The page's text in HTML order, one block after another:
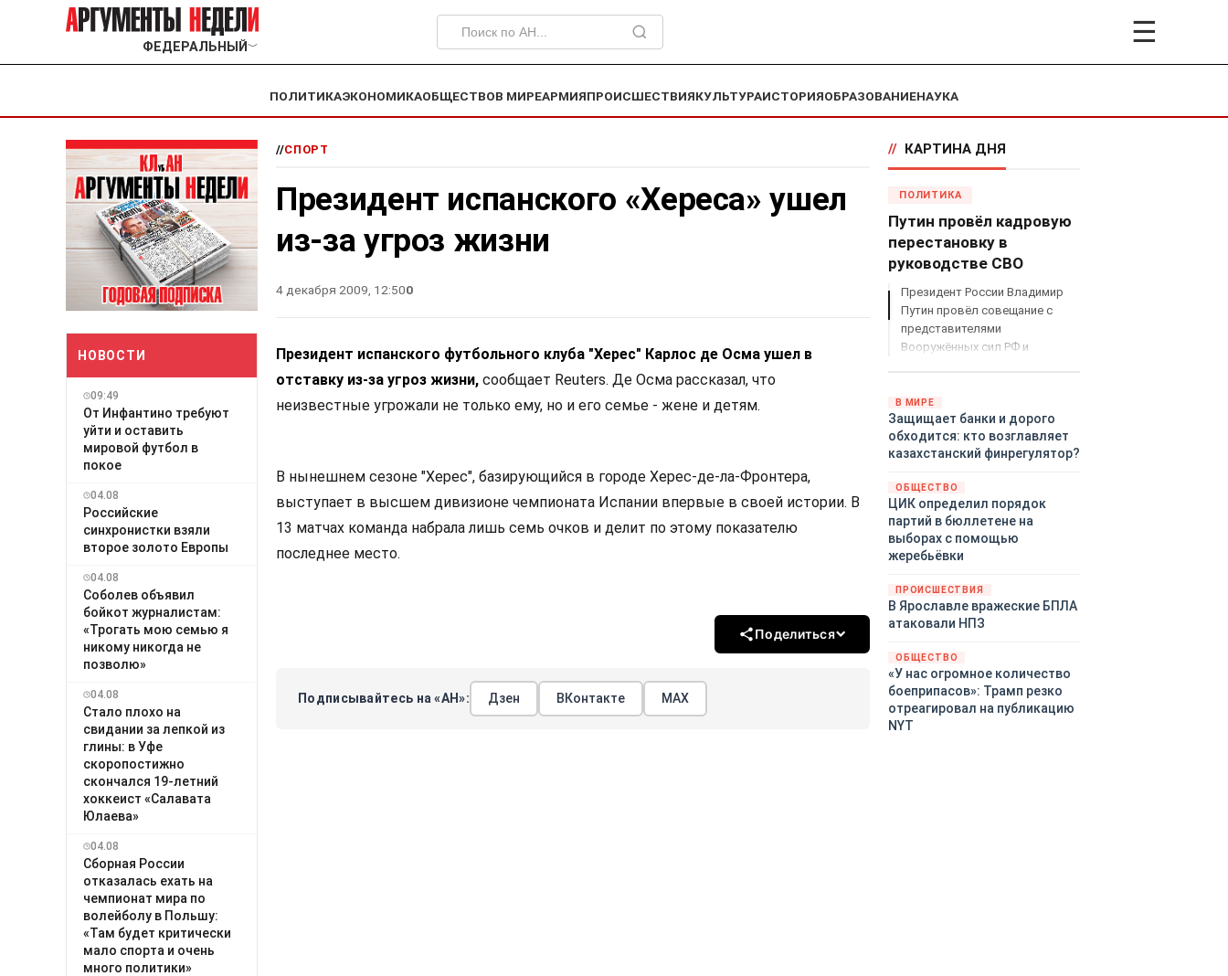
ФЕДЕРАЛЬНЫЙ ﹀ ☰
ПОЛИТИКАЭКОНОМИКАОБЩЕСТВОВ МИРЕАРМИЯПРОИСШЕСТВИЯКУЛЬТУРАИСТОРИЯОБРАЗОВАНИЕНАУКА
НОВОСТИ
09:49
От Инфантино требуют
уйти и оставить
мировой футбол в
покое
04.08
Российские
синхронистки взяли
второе золото Европы
04.08
Соболев объявил
бойкот журналистам:
«Трогать мою семью я
никому никогда не
позволю»
04.08
Стало плохо на
свидании за лепкой из
глины: в Уфе
скоропостижно
скончался 19-летний
хоккеист «Салавата
Юлаева»
04.08
Сборная России
отказалась ехать на
чемпионат мира по
волейболу в Польшу:
«Там будет критически
мало спорта и очень
много политики»
//СПОРТ
Президент испанского «Хереса» ушел
из-за угроз жизни
4 декабря 2009, 12:500
Президент испанского футбольного клуба "Херес" Карлос де Осма ушел в
отставку из-за угроз жизни, сообщает Reuters. Де Осма рассказал, что
неизвестные угрожали не только ему, но и его семье - жене и детям.
В нынешнем сезоне "Херес", базирующийся в городе Херес-де-ла-Фронтера,
выступает в высшем дивизионе чемпионата Испании впервые в своей истории. В
13 матчах команда набрала лишь семь очков и делит по этому показателю
последнее место.
Поделиться
Подписывайтесь на «АН»: Дзен ВКонтакте МАХ
// КАРТИНА ДНЯ
ПОЛИТИКА
Путин провёл кадровую
перестановку в
руководстве СВО
Президент России Владимир
Путин провёл совещание с
представителями
Вооружённых сил РФ и
руководстве спецоперацией.
В МИРЕ
Защищает банки и дорого
обходится: кто возглавляет
казахстанский финрегулятор?
ОБЩЕСТВО
ЦИК определил порядок
партий в бюллетене на
выборах с помощью
жеребьёвки
ПРОИСШЕСТВИЯ
В Ярославле вражеские БПЛА
атаковали НПЗ
ОБЩЕСТВО
«У нас огромное количество
боеприпасов»: Трамп резко
отреагировал на публикацию
NYT